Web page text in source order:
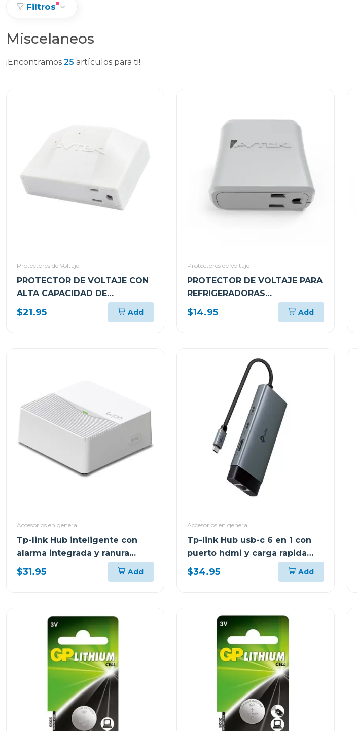
Filtros
Miscelaneos
¡Encontramos 25 artículos para ti!
Protectores de Voltaje
PROTECTOR DE VOLTAJE CON
ALTA CAPACIDAD DE
SUPRESIÓN PARA
ELECTRODOMÉSTICOS
$21.95 Add
Protectores de Voltaje
PROTECTOR DE VOLTAJE PARA
REFRIGERADORAS
DOMÉSTICAS PTN1T51
$14.95 Add
Accesorios en general
Tp-link Hub inteligente con
alarma integrada y ranura
microsd tapo h200
$31.95 Add
Accesorios en general
Tp-link Hub usb-c 6 en 1 con
puerto hdmi y carga rapida
100w uh6120
$34.95 Add